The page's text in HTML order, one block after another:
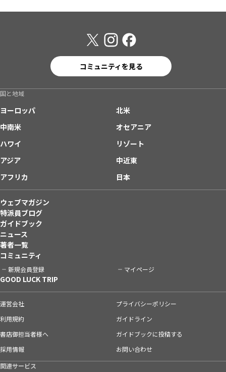
コミュニティを見る
国と地域
ヨーロッパ
北米
中南米
オセアニア
ハワイ
リゾート
アジア
中近東
アフリカ
日本
ウェブマガジン
特派員ブログ
ガイドブック
ニュース
著者一覧
コミュニティ
新規会員登録 マイページ
GOOD LUCK TRIP
運営会社
プライバシーポリシー
利用規約
ガイドライン
書店御担当者様へ
ガイドブックに投稿する
採用情報
お問い合わせ
関連サービス